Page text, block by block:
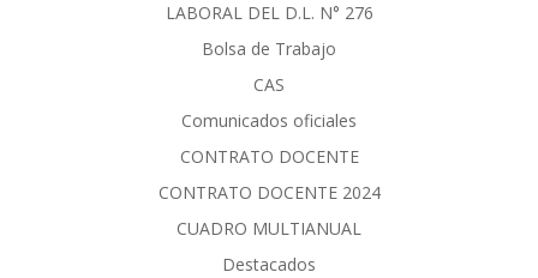
LABORAL DEL D.L. N° 276
Bolsa de Trabajo
CAS
Comunicados oficiales
CONTRATO DOCENTE
CONTRATO DOCENTE 2024
CUADRO MULTIANUAL
Destacados